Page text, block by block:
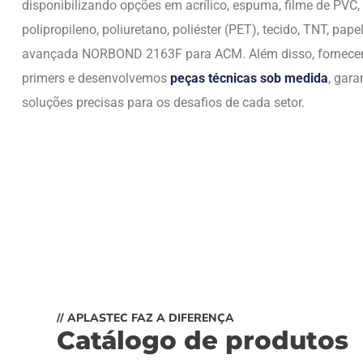
disponibilizando opções em acrílico, espuma, filme de PVC,
polipropileno, poliuretano, poliéster (PET), tecido, TNT,
avançada NORBOND 2163F para ACM. Além disso,
primers e desenvolvemos peças técnicas sob medida,
soluções precisas para os desafios de cada setor.
// APLASTEC FAZ A DIFERENÇA
Catálogo de produtos